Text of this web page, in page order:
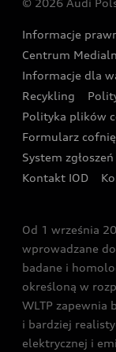
Wyszukaj
Oferta dla
Oferta dla
Kalkulator rat
Ubezpieczenie
Audi exclusive
Zasięg
Gwarancja
Akcje serwisowe
Katalog online
Audi i Muzeum
Audi driving
Audi quattro Cup
Audi i Puchar
Zakopanem
© 2026 Audi
Informacje
Centrum
Informacje dla
Recykling
Polityka plików
Formularz
System
Kontakt IOD
Od 1 września
wprowadzane
badane i
określoną w
WLTP zapewnia
i bardziej
elektrycznej i